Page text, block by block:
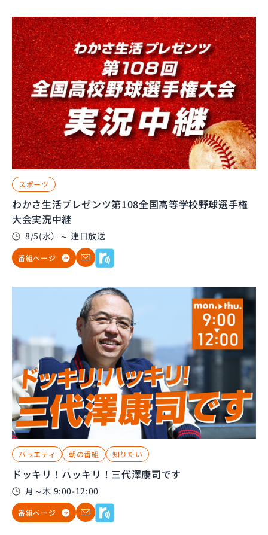
スポーツ
わかさ生活プレゼンツ第108全国高等学校野球選手権
大会実況中継
8/5(水）～ 連日放送
番組ページ
バラエティ 朝の番組 知りたい
ドッキリ！ハッキリ！三代澤康司です
月～木 9:00-12:00
番組ページ